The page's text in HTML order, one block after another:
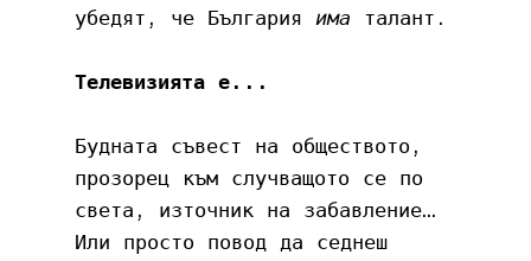
убедят, че България има талант.
Телевизията е...
Будната съвест на обществото,
прозорец към случващото се по
света, източник на забавление…
Или просто повод да седнеш